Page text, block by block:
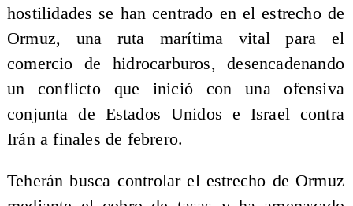
hostilidades se han centrado en el estrecho de
Ormuz, una ruta marítima vital para el
comercio de hidrocarburos, desencadenando
un conflicto que inició con una ofensiva
conjunta de Estados Unidos e Israel contra
Irán a finales de febrero.
Teherán busca controlar el estrecho de Ormuz